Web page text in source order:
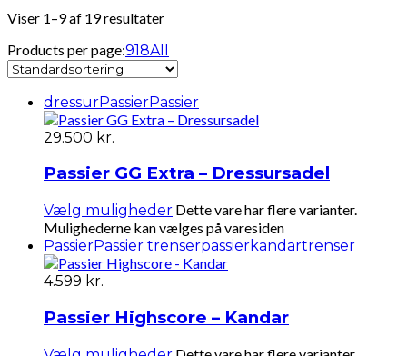
Viser 1–9 af 19 resultater
Products per page:918All
dressurPassierPassier
29.500 kr.
Passier GG Extra – Dressursadel
Vælg muligheder Dette vare har flere varianter.
Mulighederne kan vælges på varesiden
PassierPassier trenserpassierkandartrenser
4.599 kr.
Passier Highscore – Kandar